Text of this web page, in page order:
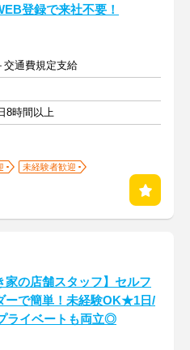
登録で来社不要！
交通費規定支給
8時間以上
未経験者歓迎
家の店舗スタッフ】セルフ
ーで簡単！未経験OK★1日/
ライベートも両立◎